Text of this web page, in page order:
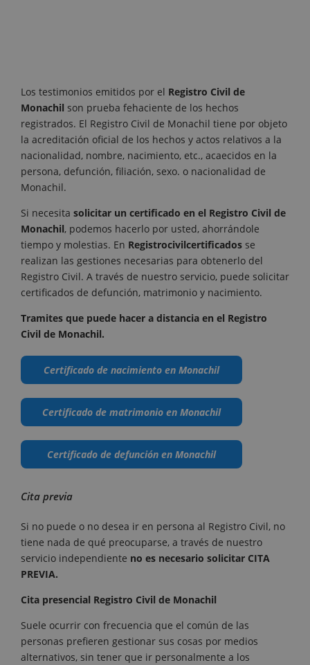
Los testimonios emitidos por el Registro Civil de
Monachil son prueba fehaciente de los hechos
registrados. El Registro Civil de Monachil tiene por objeto
la acreditación oficial de los hechos y actos relativos a la
nacionalidad, nombre, nacimiento, etc., acaecidos en la
persona, defunción, filiación, sexo. o nacionalidad de
Monachil.
Si necesita solicitar un certificado en el Registro Civil de
Monachil, podemos hacerlo por usted, ahorrándole
tiempo y molestias. En Registrocivilcertificados se
realizan las gestiones necesarias para obtenerlo del
Registro Civil. A través de nuestro servicio, puede solicitar
certificados de defunción, matrimonio y nacimiento.
Tramites que puede hacer a distancia en el Registro
Civil de Monachil.
Certificado de nacimiento en Monachil
Certificado de matrimonio en Monachil
Certificado de defunción en Monachil
Cita previa
Si no puede o no desea ir en persona al Registro Civil, no
tiene nada de qué preocuparse, a través de nuestro
servicio independiente no es necesario solicitar CITA
PREVIA.
Cita presencial Registro Civil de Monachil
Suele ocurrir con frecuencia que el común de las
personas prefieren gestionar sus cosas por medios
alternativos, sin tener que ir personalmente a los